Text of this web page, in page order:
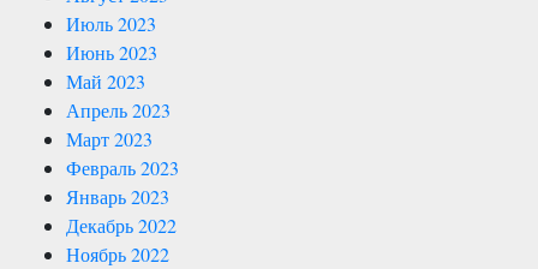
Июль 2023
Июнь 2023
Май 2023
Апрель 2023
Март 2023
Февраль 2023
Январь 2023
Декабрь 2022
Ноябрь 2022